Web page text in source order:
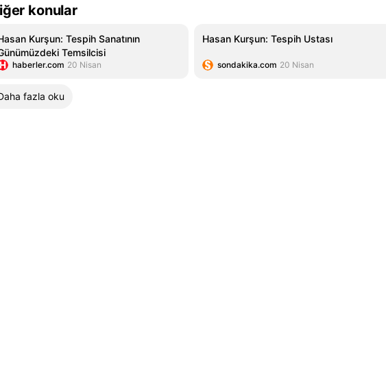
konular
Kurşun: Tespih Sanatının
Temsilcisi
haberler.com 20 Nisan
Hasan Kurşun: Tespih Ustası
sondakika.com 20 Nisan
fazla oku